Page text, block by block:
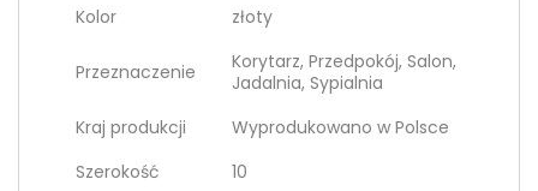
Kolor
złoty
Przeznaczenie
Korytarz, Przedpokój, Salon,
Jadalnia, Sypialnia
Kraj produkcji
Wyprodukowano w Polsce
Szerokość
10